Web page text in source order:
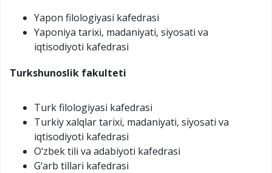
Yapon filologiyasi kafedrasi
Yaponiya tarixi, madaniyati, siyosati va
iqtisodiyoti kafedrasi
Turkshunoslik fakulteti
Turk filologiyasi kafedrasi
Turkiy xalqlar tarixi, madaniyati, siyosati va
iqtisodiyoti kafedrasi
O‘zbek tili va adabiyoti kafedrasi
G‘arb tillari kafedrasi